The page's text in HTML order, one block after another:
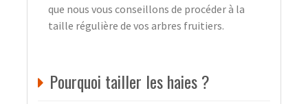
que nous vous conseillons de procéder à la
taille régulière de vos arbres fruitiers.
Pourquoi tailler les haies ?